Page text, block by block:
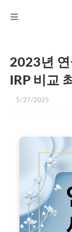
2023년
IRP 비교
5/27/2025